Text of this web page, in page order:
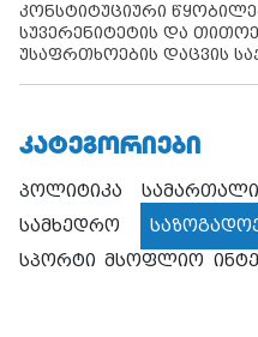
კონსტიტუციური
სუვერენიტეტის და
უსაფრთხოების დაცვის
ᲙᲐᲢᲔᲒᲝᲠᲘᲔᲑᲘ
პოლიტიკა სამართალი
სამხედრო
სპორტი მსოფლიო